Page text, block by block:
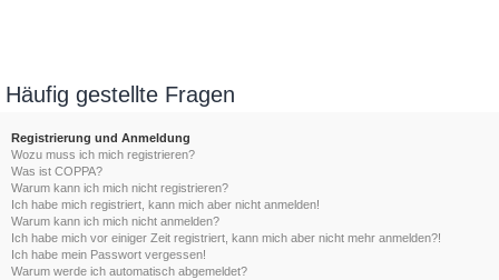
Häufig gestellte Fragen
Registrierung und Anmeldung
Wozu muss ich mich registrieren?
Was ist COPPA?
Warum kann ich mich nicht registrieren?
Ich habe mich registriert, kann mich aber nicht anmelden!
Warum kann ich mich nicht anmelden?
Ich habe mich vor einiger Zeit registriert, kann mich aber nicht mehr anmelden?!
Ich habe mein Passwort vergessen!
Warum werde ich automatisch abgemeldet?